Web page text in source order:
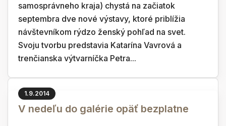
samosprávneho kraja) chystá na začiatok
septembra dve nové výstavy, ktoré priblížia
návštevníkom rýdzo ženský pohľad na svet.
Svoju tvorbu predstavia Katarína Vavrová a
trenčianska výtvarníčka Petra...
1.9.2014
V nedeľu do galérie opäť bezplatne